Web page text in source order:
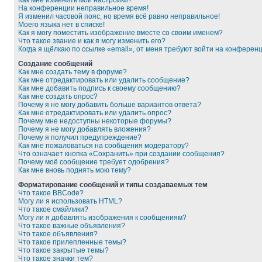
На конференции неправильное время!
Я изменил часовой пояс, но время всё равно неправильное!
Моего языка нет в списке!
Как я могу поместить изображение вместе со своим именем?
Что такое звание и как я могу изменить его?
Когда я щёлкаю по ссылке «email», от меня требуют войти на
Создание сообщений
Как мне создать тему в форуме?
Как мне отредактировать или удалить сообщение?
Как мне добавить подпись к своему сообщению?
Как мне создать опрос?
Почему я не могу добавить больше вариантов ответа?
Как мне отредактировать или удалить опрос?
Почему мне недоступны некоторые форумы?
Почему я не могу добавлять вложения?
Почему я получил предупреждение?
Как мне пожаловаться на сообщения модератору?
Что означает кнопка «Сохранить» при создании сообщения?
Почему моё сообщение требует одобрения?
Как мне вновь поднять мою тему?
Форматирование сообщений и типы создаваемых тем
Что такое BBCode?
Могу ли я использовать HTML?
Что такое смайлики?
Могу ли я добавлять изображения к сообщениям?
Что такое важные объявления?
Что такое объявления?
Что такое прилепленные темы?
Что такое закрытые темы?
Что такое значки тем?